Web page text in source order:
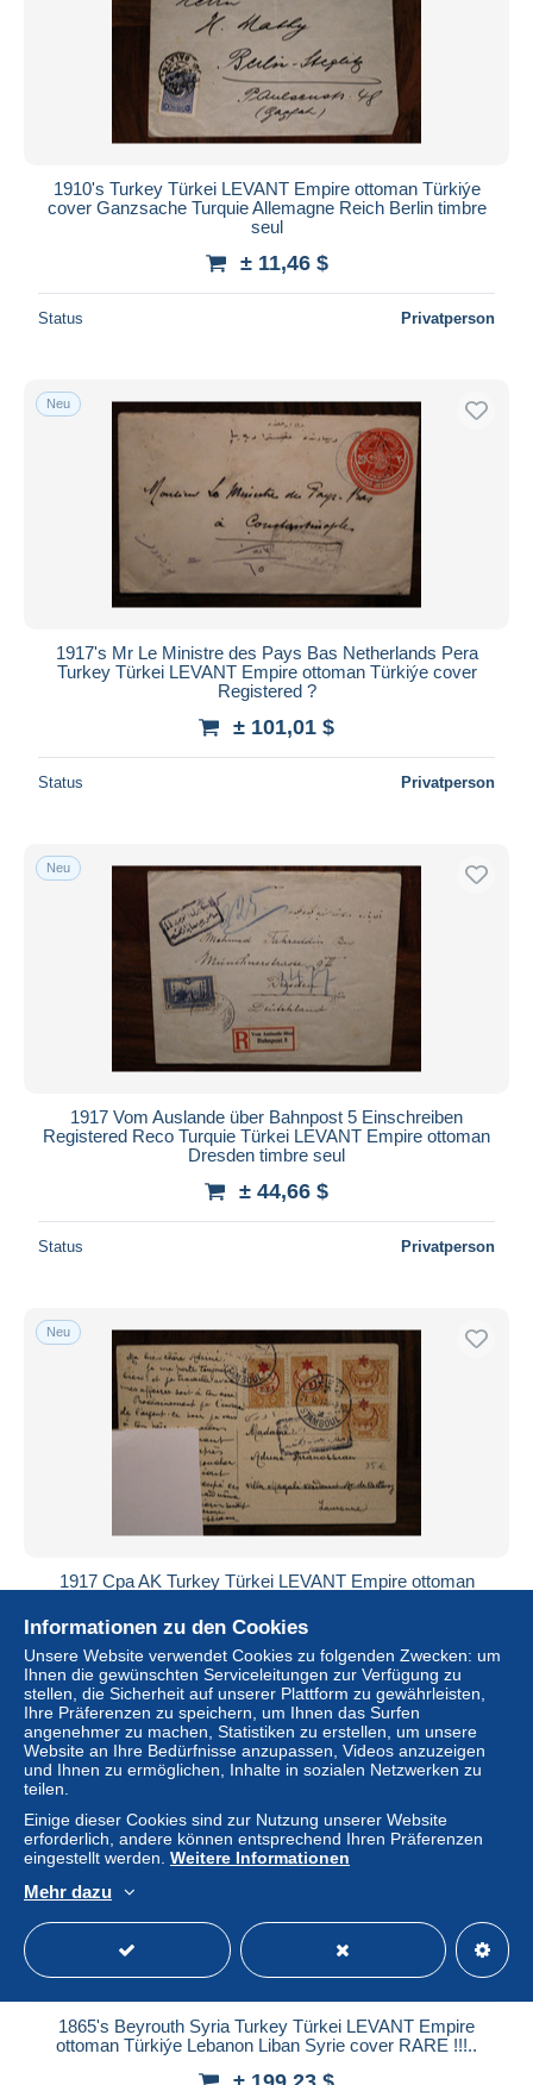
1910's Turkey Türkei LEVANT Empire ottoman Türkiýe
cover Ganzsache Turquie Allemagne Reich Berlin timbre
seul
± 11,46 $
Status Privatperson
Neu
1917's Mr Le Ministre des Pays Bas Netherlands Pera
Turkey Türkei LEVANT Empire ottoman Türkiýe cover
Registered ?
± 101,01 $
Status Privatperson
Neu
1917 Vom Auslande über Bahnpost 5 Einschreiben
Registered Reco Turquie Türkei LEVANT Empire ottoman
Dresden timbre seul
± 44,66 $
Status Privatperson
Neu
1917 Cpa AK Turkey Türkei LEVANT Empire ottoman
± 34,28 $
Status Privatperson
Neu
1865's Beyrouth Syria Turkey Türkei LEVANT Empire
ottoman Türkiýe Lebanon Liban Syrie cover RARE !!!..
Informationen zu den Cookies
Unsere Website verwendet Cookies zu folgenden Zwecken: um
Ihnen die gewünschten Serviceleitungen zur Verfügung zu
stellen, die Sicherheit auf unserer Plattform zu gewährleisten,
Ihre Präferenzen zu speichern, um Ihnen das Surfen
angenehmer zu machen, Statistiken zu erstellen, um unsere
Website an Ihre Bedürfnisse anzupassen, Videos anzuzeigen
und Ihnen zu ermöglichen, Inhalte in sozialen Netzwerken zu
teilen.
Einige dieser Cookies sind zur Nutzung unserer Website
erforderlich, andere können entsprechend Ihren Präferenzen
eingestellt werden. Weitere Informationen
Mehr dazu